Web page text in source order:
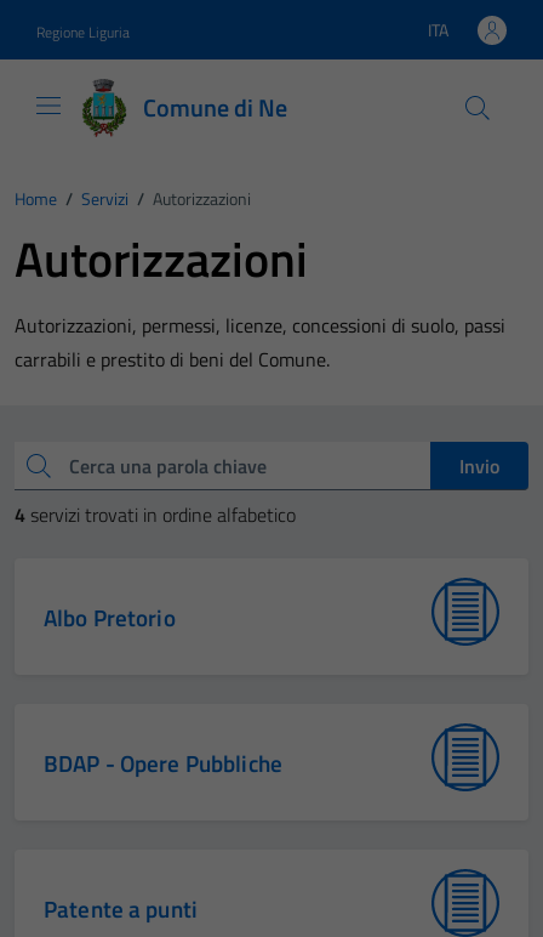
Regione Liguria Lingua attiva:
ITA
Comune di Ne
Home / Servizi / Autorizzazioni
Autorizzazioni
Autorizzazioni, permessi, licenze, concessioni di suolo, passi
carrabili e prestito di beni del Comune.
Cerca una parola chiave
Invio
4 servizi trovati in ordine alfabetico
Albo Pretorio
BDAP - Opere Pubbliche
Patente a punti